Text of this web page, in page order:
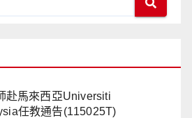
赴馬來西亞Universiti
任教通告(115025T)